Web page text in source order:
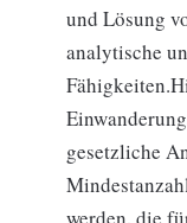
und Lösung
analytische
gesetzliche